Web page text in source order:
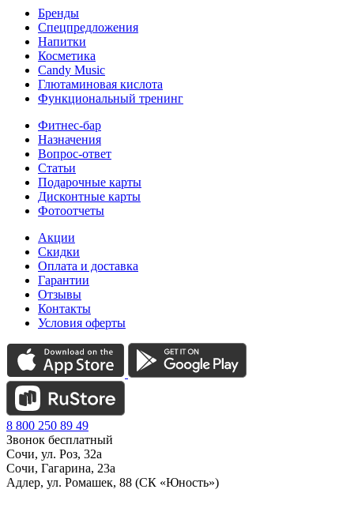
Бренды
Спецпредложения
Напитки
Косметика
Candy Music
Глютаминовая кислота
Функциональный тренинг
Фитнес-бар
Назначения
Вопрос-ответ
Статьи
Подарочные карты
Дисконтные карты
Фотоотчеты
Акции
Скидки
Оплата и доставка
Гарантии
Отзывы
Контакты
Условия оферты
8 800 250 89 49
Звонок бесплатный
Сочи, ул. Роз, 32а
Сочи, Гагарина, 23а
Адлер, ул. Ромашек, 88 (СК «Юность»)